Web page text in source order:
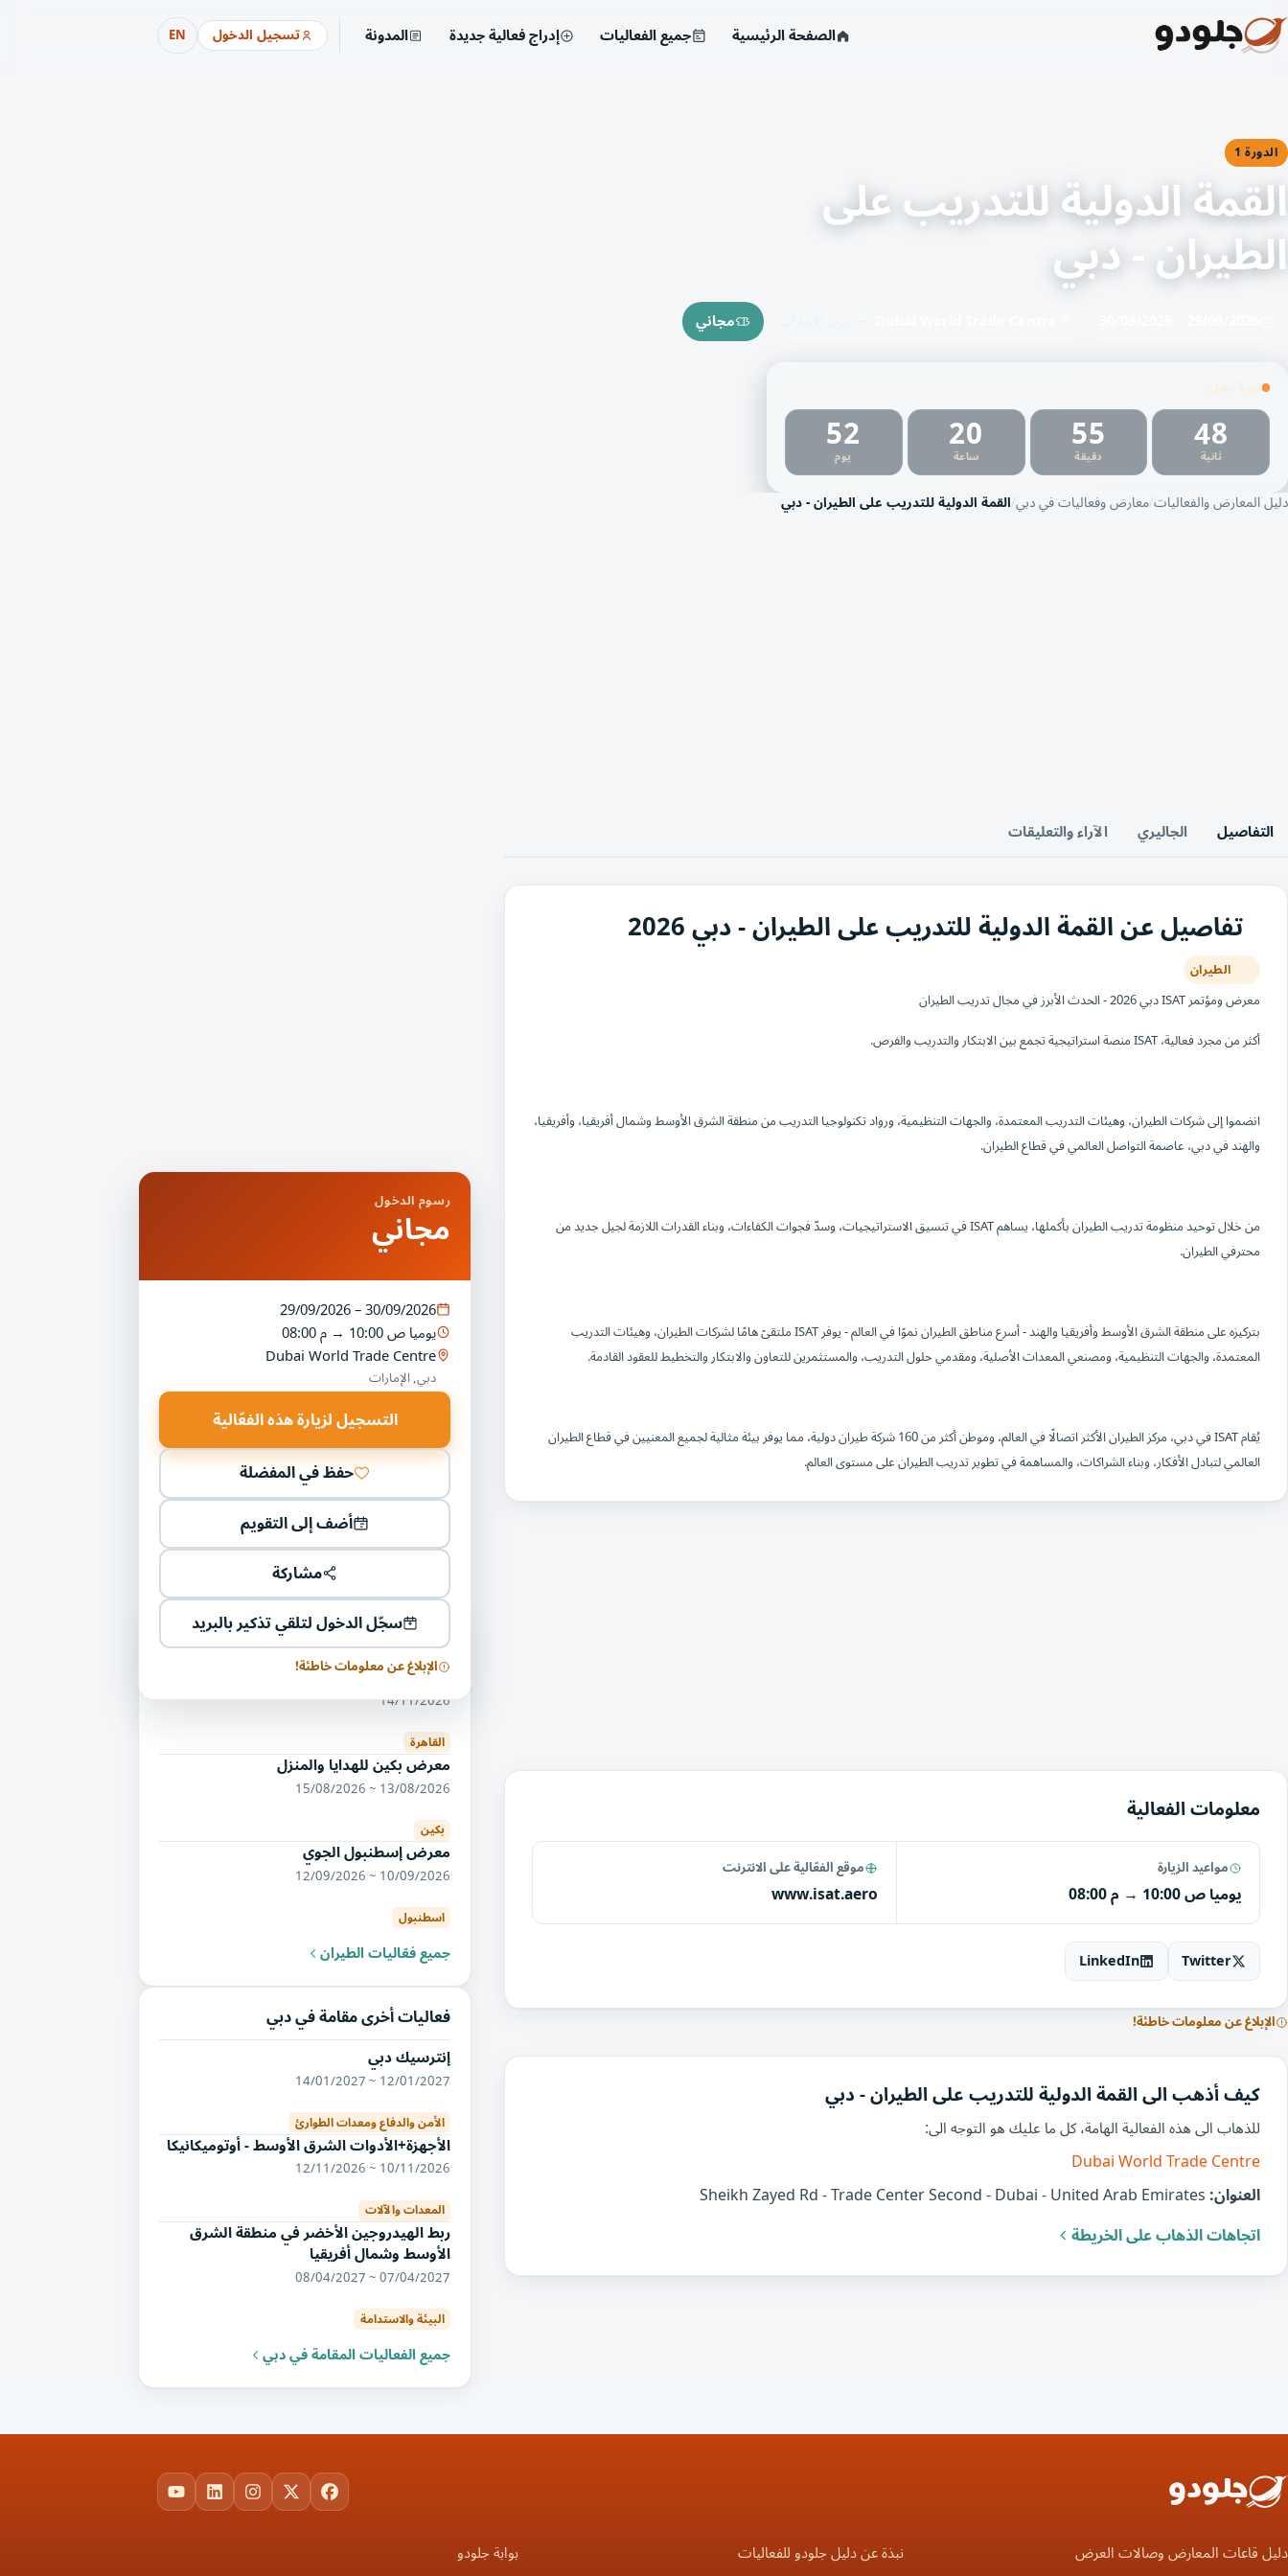
الصفحة الرئيسية جميع الفعاليات إدراج فعالية جديدة المدونة تسجيل الدخول EN
الدورة 1
القمة الدولية للتدريب على
الطيران - دبي
مجاني
تبدأ خلال
52
يوم 20
ساعة 55
دقيقة 47
ثانية
دليل المعارض والفعالياتمعارض وفعاليات في دبي القمة الدولية للتدريب على الطيران - دبي
التفاصيل الجاليري الآراء والتعليقات
تفاصيل عن القمة الدولية للتدريب على الطيران - دبي 2026
الطيران
معرض ومؤتمر ISAT دبي 2026 - الحدث الأبرز في مجال تدريب الطيران
أكثر من مجرد فعالية، ISAT منصة استراتيجية تجمع بين الابتكار والتدريب والفرص.
انضموا إلى شركات الطيران، وهيئات التدريب المعتمدة، والجهات التنظيمية، ورواد تكنولوجيا التدريب من منطقة الشرق الأوسط وشمال أفريقيا، وأفريقيا،
والهند في دبي، عاصمة التواصل العالمي في قطاع الطيران.
من خلال توحيد منظومة تدريب الطيران بأكملها، يساهم ISAT في تنسيق الاستراتيجيات، وسدّ فجوات الكفاءات، وبناء القدرات اللازمة لجيل جديد من
محترفي الطيران.
بتركيزه على منطقة الشرق الأوسط وأفريقيا والهند - أسرع مناطق الطيران نموًا في العالم - يوفر ISAT ملتقىً هامًا لشركات الطيران، وهيئات التدريب
المعتمدة، والجهات التنظيمية، ومصنعي المعدات الأصلية، ومقدمي حلول التدريب، والمستثمرين للتعاون والابتكار والتخطيط للعقود القادمة.
يُقام ISAT في دبي، مركز الطيران الأكثر اتصالًا في العالم، وموطن أكثر من 160 شركة طيران دولية، مما يوفر بيئة مثالية لجميع المعنيين في قطاع الطيران
العالمي لتبادل الأفكار، وبناء الشراكات، والمساهمة في تطوير تدريب الطيران على مستوى العالم.
معلومات الفعالية
مواعيد الزيارة
يوميا10:00 ص → 08:00 م
موقع الفعّالية على الانترنت
www.isat.aero
Twitter
LinkedIn
الإبلاغ عن معلومات خاطئة!
كيف أذهب الى القمة الدولية للتدريب على الطيران - دبي
للذهاب الى هذه الفعالية الهامة، كل ما عليك هو التوجه الى:
Dubai World Trade Centre
العنوان:
اتجاهات الذهاب على الخريطة
رسوم الدخول
مجاني
29/09/2026 – 30/09/2026
يوميا10:00 ص →08:00 م
Dubai World Trade Centre
دبي, الإمارات
التسجيل لزيارة هذه الفعّالية
حفظ في المفضلة
أضف إلى التقويم
مشاركة
سجّل الدخول لتلقي تذكير بالبريد
الإبلاغ عن معلومات خاطئة!
فعاليات أخرى في مجال الطيران
معرض بيجين اديو - القاهرة
14/11/2026
القاهرة
معرض بكين للهدايا والمنزل
13/08/2026 ~ 15/08/2026
بكين
معرض إسطنبول الجوي
10/09/2026 ~ 12/09/2026
اسطنبول
جميع فعّاليات الطيران
فعاليات أخرى مقامة في دبي
إنترسيك دبي
12/01/2027 ~ 14/01/2027
الأمن والدفاع ومعدات الطوارئ
الأجهزة+الأدوات الشرق الأوسط - أوتوميكانيكا
10/11/2026 ~ 12/11/2026
المعدات والآلات
ربط الهيدروجين الأخضر في منطقة الشرق
الأوسط وشمال أفريقيا
07/04/2027 ~ 08/04/2027
البيئة والاستدامة
جميع الفعاليات المقامة في دبي
Facebook
X
Instagram
LinkedIn
YouTube
دليل قاعات المعارض وصالات العرض
نبذة عن دليل جلودو للفعاليات
بوابة جلودو